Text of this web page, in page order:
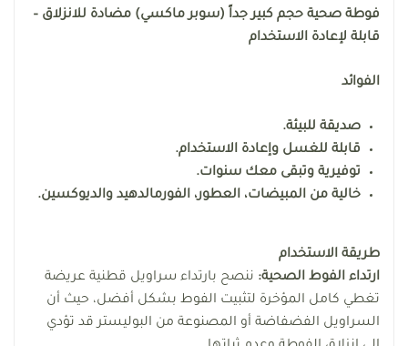
فوطة صحية حجم كبير جداً (سوبر ماكسي) مضادة للانزلاق –
قابلة لإعادة الاستخدام
الفوائد
صديقة للبيئة.
قابلة للغسل وإعادة الاستخدام.
توفيرية وتبقى معك سنوات.
خالية من المبيضات، العطور، الفورمالدهيد والديوكسين.
طريقة الاستخدام
ارتداء الفوط الصحية: ننصح بارتداء سراويل قطنية عريضة
تغطي كامل المؤخرة لتثبيت الفوط بشكل أفضل، حيث أن
السراويل الفضفاضة أو المصنوعة من البوليستر قد تؤدي